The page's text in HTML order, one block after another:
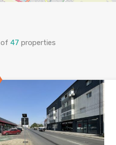
47 properties